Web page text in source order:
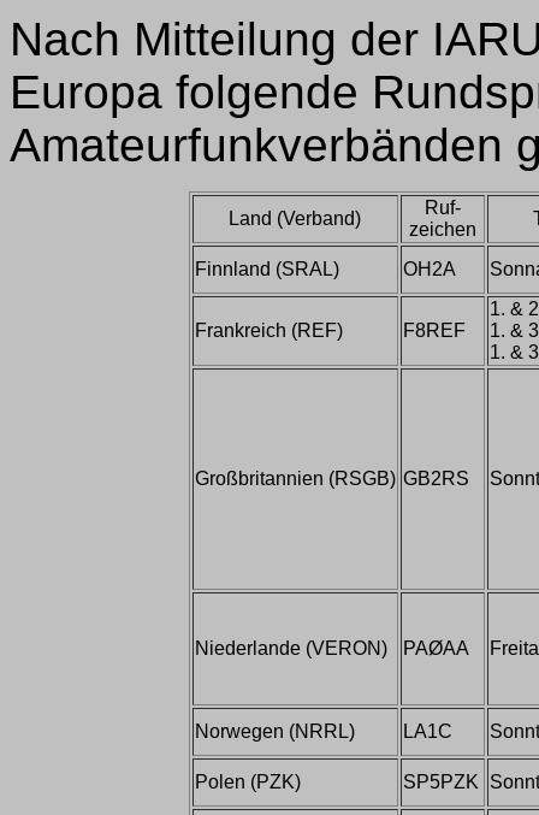
Nach Mitteilung der
Europa folgende
Amateurfunkverbänden
Land (Verband)
Ruf-
zeichen
Finnland (SRAL) OH2A
Frankreich (REF) F8REF
1. &
1. &
1. &
Großbritannien (RSGB) GB2RS
Niederlande (VERON) PAØAA
Norwegen (NRRL) LA1C
Polen (PZK) SP5PZK